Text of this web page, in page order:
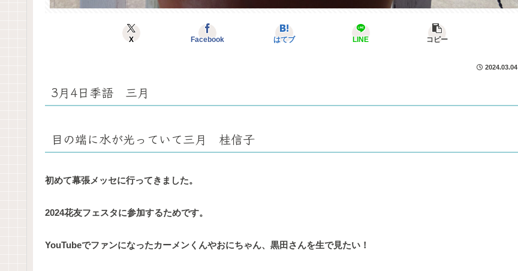
X Facebook はてブ LINE コピー
2024.03.04
3月4日季語 三月
目の端に水が光っていて三月 桂信子
初めて幕張メッセに行ってきました。
2024花友フェスタに参加するためです。
YouTubeでファンになったカーメンくんやおにちゃん、黒田さんを生で見たい！